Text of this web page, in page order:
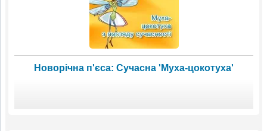
Новорічна п'єса: Сучасна 'Муха-цокотуха'